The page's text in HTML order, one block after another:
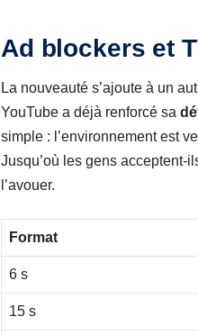
Ad blockers et
La nouveauté s’ajoute à un
YouTube a déjà renforcé sa
simple : l’environnement est
Jusqu’où les gens acceptent-
l’avouer.
Format
6 s
15 s